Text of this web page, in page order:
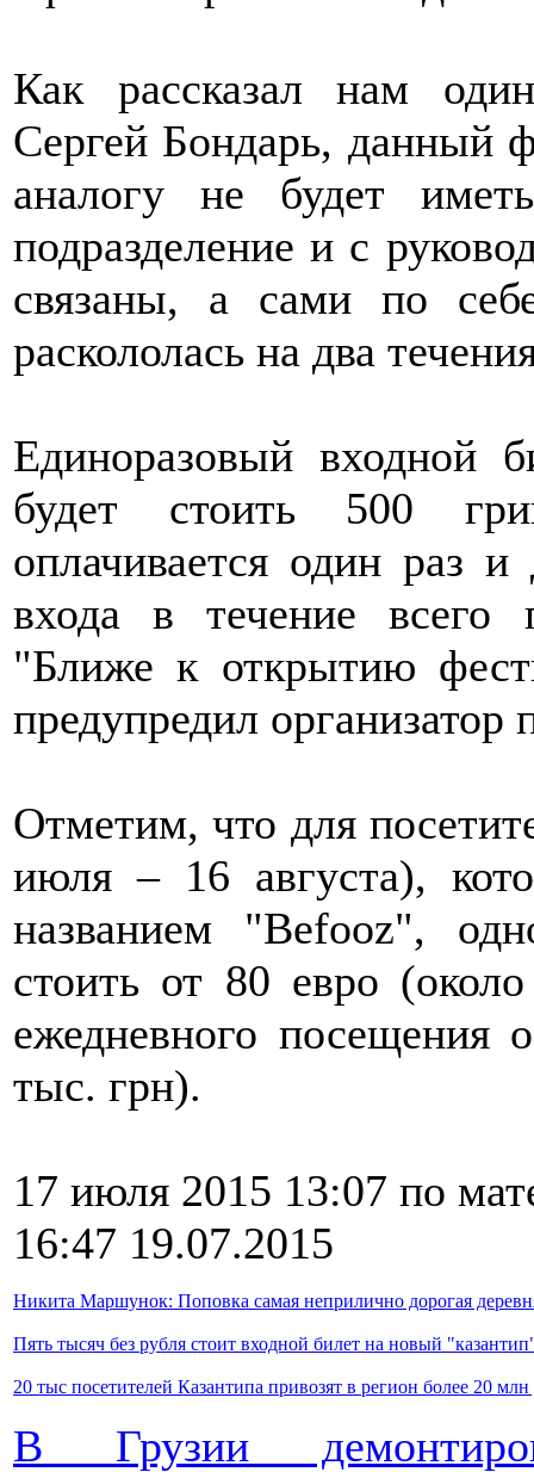
Как рассказал нам
Сергей Бондарь, данный
аналогу не будет
подразделение и с
связаны, а сами по
раскололась на два
Единоразовый входной
будет стоить 500
оплачивается один раз и
входа в течение всего
"Ближе к открытию
предупредил организатор
Отметим, что для
июля – 16 августа),
названием "Befooz",
стоить от 80 евро
ежедневного посещения
тыс. грн).
17 июля 2015 13:07 по
16:47 19.07.2015
Никита Маршунок: Поповка самая неприлично дорогая
Пять тысяч без рубля стоит входной билет на новый
20 тыс посетителей Казантипа привозят в регион более 20
В Грузии